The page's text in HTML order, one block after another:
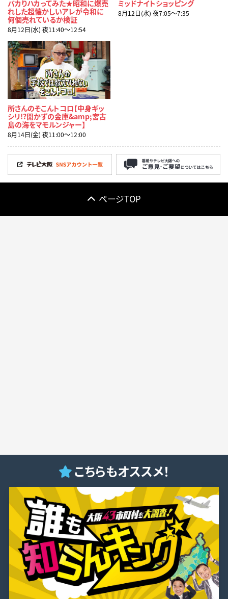
バカりハカってみた★昭和に爆売
れした超懐かしいアレが令和に
何個売れているか検証
8月12日(水) 夜11:40〜12:54
ミッドナイトショッピング
8月12日(水) 夜7:05〜7:35
所さんのそこんトコロ【中身ギッ
シリ!?開かずの金庫&amp;宮古
島の海をマモルンジャー】
8月14日(金) 夜11:00〜12:00
ページTOP
こちらもオススメ！